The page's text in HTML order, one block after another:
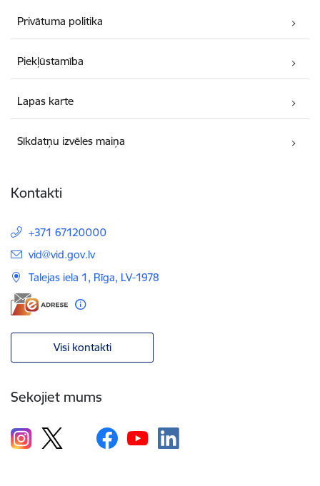
Privātuma politika
Piekļūstamība
Lapas karte
Sīkdatņu izvēles maiņa
Kontakti
+371 67120000
E-pasts:
vid@vid.gov.lv
Talejas iela 1, Rīga, LV-1978
Visi kontakti
Sekojiet mums